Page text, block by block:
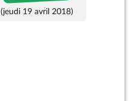
(jeudi 19 avril 2018)